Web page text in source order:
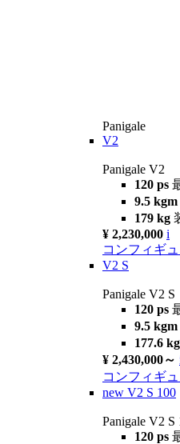
Panigale
V2
Panigale V2
120 ps
9.5 kgm
179 kg
¥ 2,230,000 i
コンフィギ
V2 S
Panigale V2 S
120 ps
9.5 kgm
177.6 kg
¥ 2,430,000～
コンフィギ
new V2 S 100
Panigale V2 S
120 ps